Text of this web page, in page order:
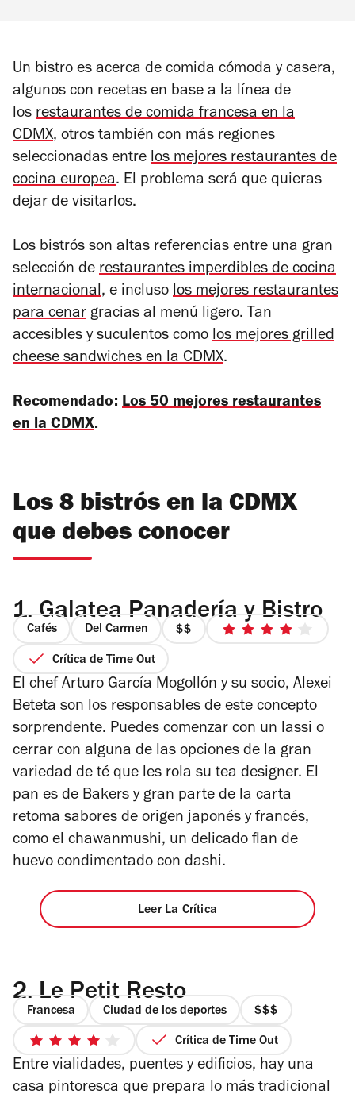
Un bistro es acerca de comida cómoda y casera,
algunos con recetas en base a la línea de
los restaurantes de comida francesa en la
CDMX, otros también con más regiones
seleccionadas entre los mejores restaurantes de
cocina europea. El problema será que quieras
dejar de visitarlos.
Los bistrós son altas referencias entre una gran
selección de restaurantes imperdibles de cocina
internacional, e incluso los mejores restaurantes
para cenar gracias al menú ligero. Tan
accesibles y suculentos como los mejores grilled
cheese sandwiches en la CDMX.
Recomendado: Los 50 mejores restaurantes
en la CDMX.
Los 8 bistrós en la CDMX
que debes conocer
1. Galatea Panadería y Bistro
Cafés Del Carmen
precio
de
4
4
estrellas
Crítica de Time Out
El chef Arturo García Mogollón y su socio, Alexei
Beteta son los responsables de este concepto
sorprendente. Puedes comenzar con un lassi o
cerrar con alguna de las opciones de la gran
variedad de té que les rola su tea designer. El
pan es de Bakers y gran parte de la carta
retoma sabores de origen japonés y francés,
como el chawanmushi, un delicado flan de
huevo condimentado con dashi.
Leer La Crítica
2. Le Petit Resto
Francesa Ciudad de los deportes
precio
3
4
de
5
Crítica de Time Out
Entre vialidades, puentes y edificios, hay una
casa pintoresca que prepara lo más tradicional